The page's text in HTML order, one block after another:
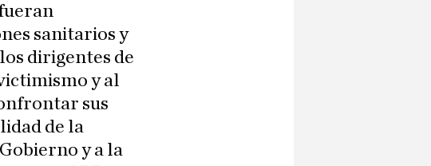
sanitarios y
dirigentes de
y al
sus
de la
y a la